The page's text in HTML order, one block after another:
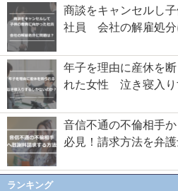
商談をキャンセルし
社員 会社の解雇処分
年子を理由に産休を
れた女性 泣き寝入り
音信不通の不倫相手
必見！請求方法を弁
ランキング